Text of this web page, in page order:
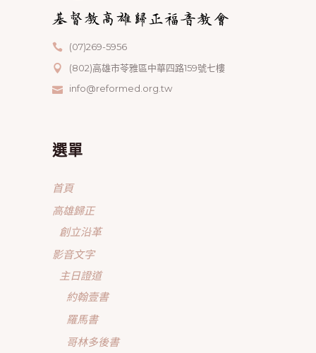
(07)269-5956
(802)高雄市苓雅區中華四路159號七樓
info@reformed.org.tw
選單
首頁
高雄歸正
創立沿革
影音文字
主日證道
約翰壹書
羅馬書
哥林多後書